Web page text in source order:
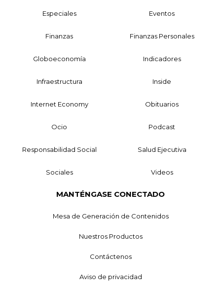
Especiales Eventos
Finanzas Finanzas Personales
Globoeconomía Indicadores
Infraestructura Inside
Internet Economy Obituarios
Ocio Podcast
Responsabilidad Social Salud Ejecutiva
Sociales Videos
MANTÉNGASE CONECTADO
Mesa de Generación de Contenidos
Nuestros Productos
Contáctenos
Aviso de privacidad